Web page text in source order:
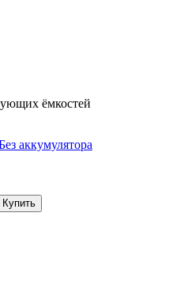
ёмкостей
аккумулятора
Купить